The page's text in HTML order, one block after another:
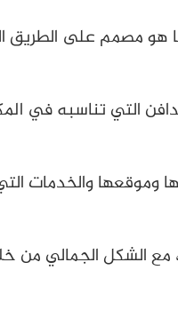
هو مصمم على الطريق
التي تناسبه في
وتختلف بحسب مساحتها
الشكل الجمالي من